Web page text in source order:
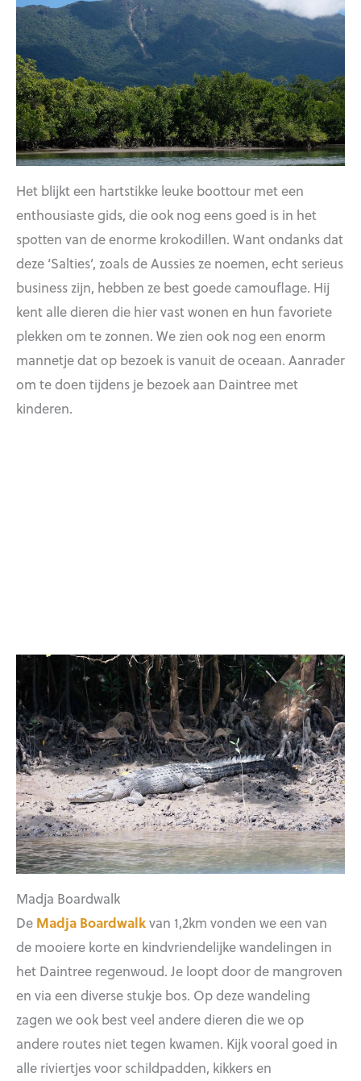
Het blijkt een hartstikke leuke boottour met een
enthousiaste gids, die ook nog eens goed is in het
spotten van de enorme krokodillen. Want ondanks dat
deze ‘Salties’, zoals de Aussies ze noemen, echt serieus
business zijn, hebben ze best goede camouflage. Hij
kent alle dieren die hier vast wonen en hun favoriete
plekken om te zonnen. We zien ook nog een enorm
mannetje dat op bezoek is vanuit de oceaan. Aanrader
om te doen tijdens je bezoek aan Daintree met
kinderen.
Madja Boardwalk
De Madja Boardwalkvan 1,2km vonden we een van
de mooiere korte en kindvriendelijke wandelingen in
het Daintree regenwoud. Je loopt door de mangroven
en via een diverse stukje bos. Op deze wandeling
zagen we ook best veel andere dieren die we op
andere routes niet tegen kwamen. Kijk vooral goed in
alle riviertjes voor schildpadden, kikkers en